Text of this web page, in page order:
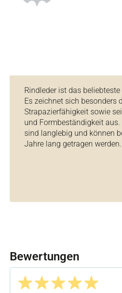
Rindleder ist das
Es zeichnet sich besonders
Strapazierfähigkeit sowie
und Formbeständigkeit
sind langlebig und können
Jahre lang getragen werden.
Bewertungen